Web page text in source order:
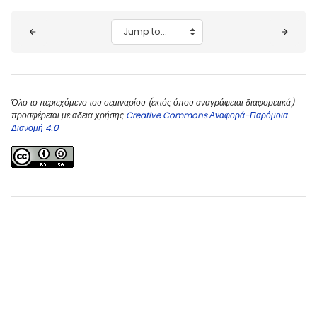
Jump to...
Όλο το περιεχόμενο του σεμιναρίου (εκτός όπου αναγράφεται διαφορετικά)
προσφέρεται με αδεια χρήσης Creative Commons Αναφορά-Παρόμοια
Διανομή 4.0